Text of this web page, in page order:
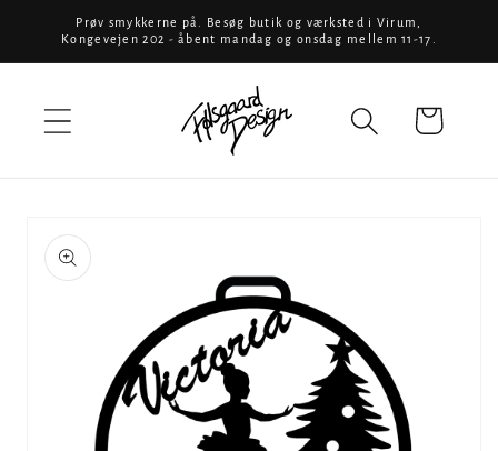
Gå til
indhold
Prøv smykkerne på. Besøg butik og værksted i Virum,
Kongevejen 202 - åbent mandag og onsdag mellem 11-17.
Indkøbskurv